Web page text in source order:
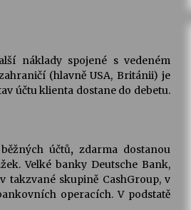
náklady spojené s vedeném
(hlavně USA, Británii) je
účtu klienta dostane do debetu.
běžných účtů, zdarma dostanou
Velké banky Deutsche Bank,
takzvané skupině CashGroup, v
operacích. V podstatě